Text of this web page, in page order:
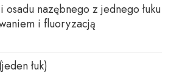
osadu nazębnego z jednego łuku
i fluoryzacją
łuk)